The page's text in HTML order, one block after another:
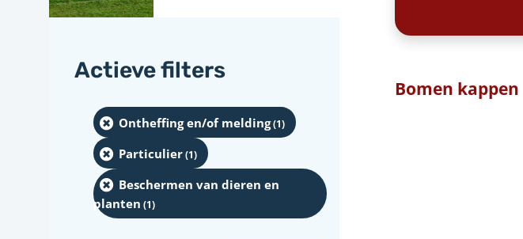
Bomen kappen
Actieve filters
Ontheffing en/of melding(1)
Particulier(1)
Beschermen van dieren en
planten (1)